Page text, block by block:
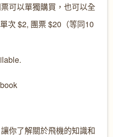
可以單獨購買 ，也可以全
次 $2, 團票 $20（等同10
你了解關於飛機的知識和